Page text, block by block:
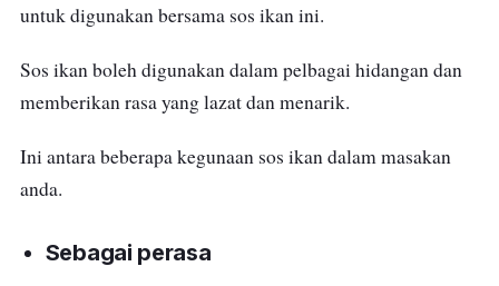
untuk digunakan bersama sos ikan ini.
Sos ikan boleh digunakan dalam pelbagai hidangan dan
memberikan rasa yang lazat dan menarik.
Ini antara beberapa kegunaan sos ikan dalam masakan
anda.
Sebagai perasa